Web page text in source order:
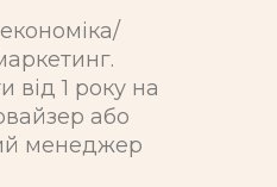
від 1 року на
або
менеджер